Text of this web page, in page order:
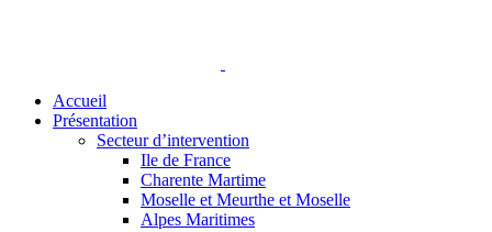
Accueil
Présentation
Secteur d’intervention
Ile de France
Charente Martime
Moselle et Meurthe et Moselle
Alpes Maritimes